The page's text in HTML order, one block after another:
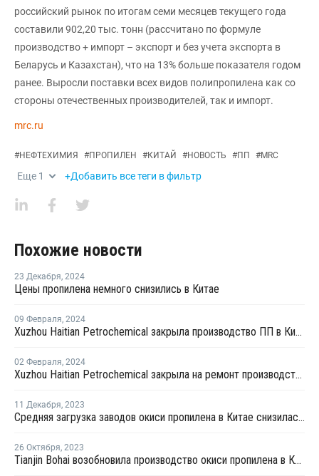
российский рынок по итогам семи месяцев текущего года
составили 902,20 тыс. тонн (рассчитано по формуле
производство + импорт – экспорт и без учета экспорта в
Беларусь и Казахстан), что на 13% больше показателя годом
ранее. Выросли поставки всех видов полипропилена как со
стороны отечественных производителей, так и импорт.
mrc.ru
#НЕФТЕХИМИЯ #ПРОПИЛЕН #КИТАЙ #НОВОСТЬ #ПП #MRC
Еще 1 +Добавить все теги в фильтр
Похожие новости
23 Декабря, 2024
Цены пропилена немного снизились в Китае
09 Февраля, 2024
Xuzhou Haitian Petrochemical закрыла производство ПП в Китае
02 Февраля, 2024
Xuzhou Haitian Petrochemical закрыла на ремонт производство ПП в Китае
11 Декабря, 2023
Средняя загрузка заводов окиси пропилена в Китае снизилась на 0,7%
26 Октября, 2023
Tianjin Bohai возобновила производство окиси пропилена в Китае после ремонта